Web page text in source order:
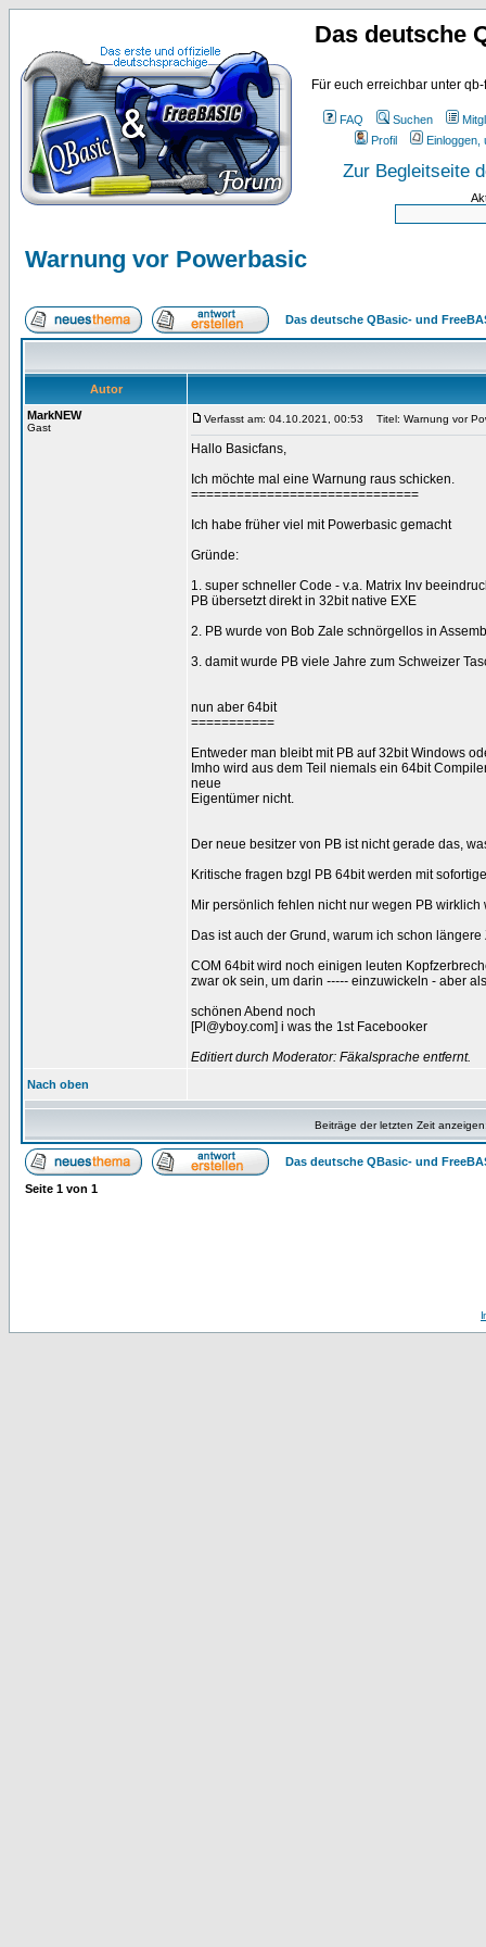
Das deutsche
Für euch erreichbar unter
FAQ Suchen
Profil
Einloggen,
Zur Begleitseite
Warnung vor Powerbasic
Das deutsche QBasic- und
Autor
MarkNEW
Gast
Verfasst am: 04.10.2021, 00:53 Titel: Warnung vor
Hallo Basicfans,
Ich möchte mal eine Warnung raus schicken.
==============================
Ich habe früher viel mit Powerbasic gemacht
Gründe:
1. super schneller Code - v.a. Matrix Inv
PB übersetzt direkt in 32bit native EXE
2. PB wurde von Bob Zale schnörgellos in
3. damit wurde PB viele Jahre zum Schweizer
nun aber 64bit
===========
Entweder man bleibt mit PB auf 32bit Windows
Imho wird aus dem Teil niemals ein 64bit
neue
Eigentümer nicht.
Der neue besitzer von PB ist nicht gerade das,
Kritische fragen bzgl PB 64bit werden mit
Mir persönlich fehlen nicht nur wegen PB
Das ist auch der Grund, warum ich schon
COM 64bit wird noch einigen leuten
zwar ok sein, um darin ----- einzuwickeln - aber
schönen Abend noch
[Pl@yboy.com] i was the 1st Facebooker
Editiert durch Moderator: Fäkalsprache entfernt.
Nach oben
Beiträge der letzten Zeit
Das deutsche QBasic- und
Seite 1 von 1